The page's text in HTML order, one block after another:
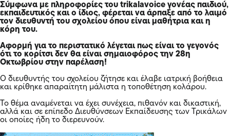
Σύμφωνα με πληροφορίες του trikalavoice γονέας παιδιού,
εκπαιδευτικός και ο ίδιος, φέρεται να άρπαξε από το λαιμό
τον διευθυντή του σχολείου όπου είναι μαθήτρια και η
κόρη του.
Αφορμή για το περιστατικό λέγεται πως είναι το γεγονός
ότι το κορίτσι δεν θα είναι σημαιοφόρος την 28η
Οκτωβρίου στην παρέλαση!
Ο διευθυντής του σχολείου ζήτησε και έλαβε ιατρική βοήθεια
και κρίθηκε απαραίτητη μάλιστα η τοποθέτηση κολάρου.
Το θέμα αναμένεται να έχει συνέχεια, πιθανόν και δικαστική,
αλλά και σε επίπεδο Διευθύνσεων Εκπαίδευσης των Τρικάλων
οι οποίες ήδη το διερευνούν.